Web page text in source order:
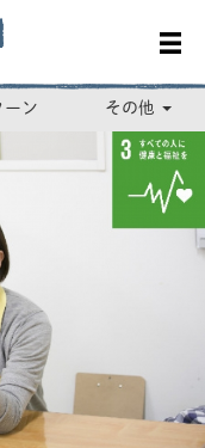
ーン その他